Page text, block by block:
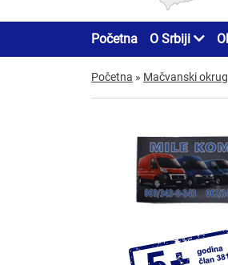
Početna O Srbiji
Početna » Mačvanski okrug